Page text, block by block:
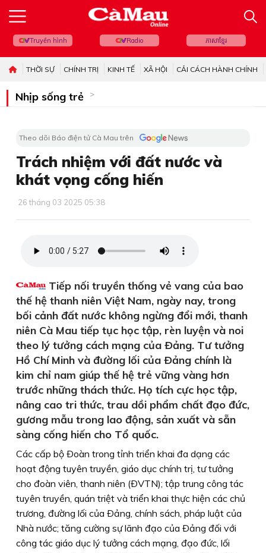
Truyền hình Radio ភាសាខ្មែរ
THỜI SỰ CHÍNH TRỊ KINH TẾ XÃ HỘI CẢI CÁCH HÀNH CHÍNH
Nhịp sống trẻ
Theo dõi Báo điện tử Cà Mau trên
Trách nhiệm với đất nước và
khát vọng cống hiến
26 tháng 03 2025 05:38
Tiếp nối truyền thống vẻ vang của bao
thế hệ thanh niên Việt Nam, ngày nay, trong
bối cảnh đất nước không ngừng đổi mới, thanh
niên Cà Mau tiếp tục học tập, rèn luyện và noi
theo lý tưởng cách mạng của Ðảng. Tư tưởng
Hồ Chí Minh và đường lối của Ðảng chính là
kim chỉ nam giúp thế hệ trẻ vững vàng hơn
trước những thách thức. Họ tích cực học tập,
nâng cao tri thức, trau dồi phẩm chất đạo đức,
gương mẫu trong lao động, sản xuất và sẵn
sàng cống hiến cho Tổ quốc.
Các cấp bộ Ðoàn trong tỉnh triển khai đa dạng các
hoạt động tuyên truyền, giáo dục chính trị, tư tưởng
cho đoàn viên, thanh niên (ÐVTN); tập trung công tác
tuyên truyền, quán triệt và triển khai thực hiện các chủ
trương, đường lối của Ðảng, chính sách, pháp luật của
Nhà nước; tăng cường sự lãnh đạo của Ðảng đối với
công tác giáo dục lý tưởng cách mạng, đạo đức, lối